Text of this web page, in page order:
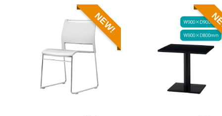
NEW!